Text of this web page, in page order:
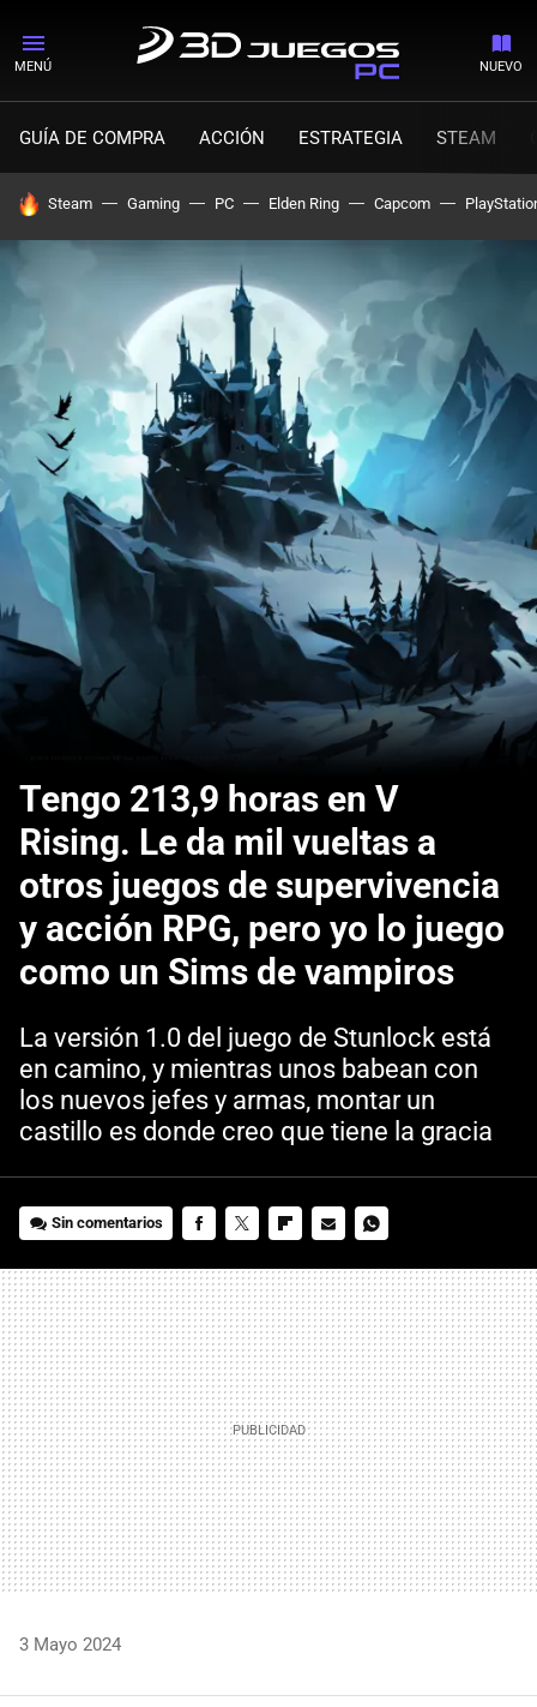
MENÚ NUEVO
GUÍA DE COMPRA ACCIÓN ESTRATEGIA STEAM
HOY SE HABLA DE
Steam Gaming PC Elden Ring Capcom
Tengo 213,9 horas en V
Rising. Le da mil vueltas a
otros juegos de supervivencia
y acción RPG, pero yo lo juego
como un Sims de vampiros
La versión 1.0 del juego de Stunlock está
en camino, y mientras unos babean con
los nuevos jefes y armas, montar un
castillo es donde creo que tiene la gracia
Sin comentarios
MAIL
3 Mayo 2024